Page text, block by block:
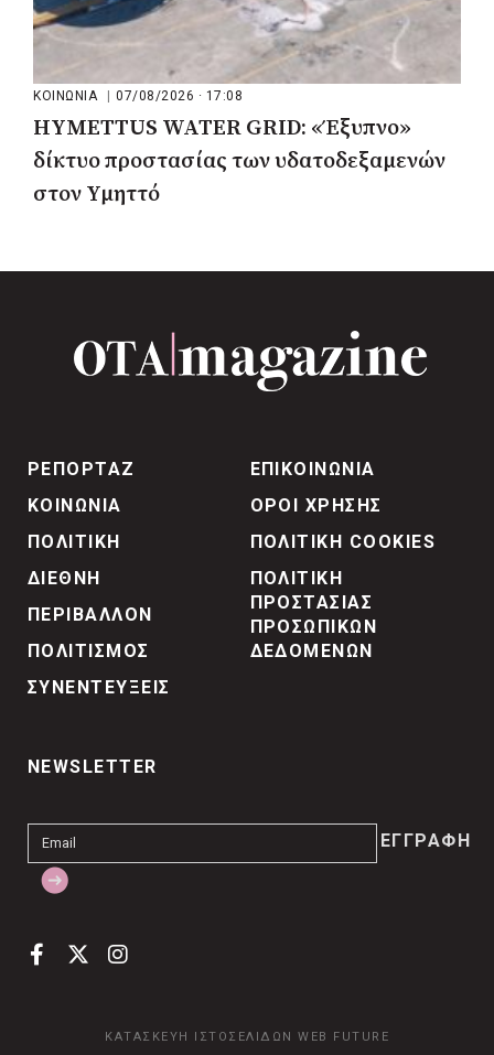
ΚΟΙΝΩΝΙΑ | 07/08/2026 · 17:08
HYMETTUS WATER GRID: «Έξυπνο»
δίκτυο προστασίας των υδατοδεξαμενών
στον Υμηττό
ΡΕΠΟΡΤΑΖ
ΚΟΙΝΩΝΙΑ
ΠΟΛΙΤΙΚΗ
ΔΙΕΘΝΗ
ΠΕΡΙΒΑΛΛΟΝ
ΠΟΛΙΤΙΣΜΟΣ
ΣΥΝΕΝΤΕΥΞΕΙΣ
ΕΠΙΚΟΙΝΩΝΙΑ
ΟΡΟΙ ΧΡΗΣΗΣ
ΠΟΛΙΤΙΚΗ COOKIES
ΠΟΛΙΤΙΚΗ
ΠΡΟΣΤΑΣΙΑΣ
ΠΡΟΣΩΠΙΚΩΝ
ΔΕΔΟΜΕΝΩΝ
NEWSLETTER
ΚΑΤΑΣΚΕΥΗ ΙΣΤΟΣΕΛΙΔΩΝ WEB FUTURE